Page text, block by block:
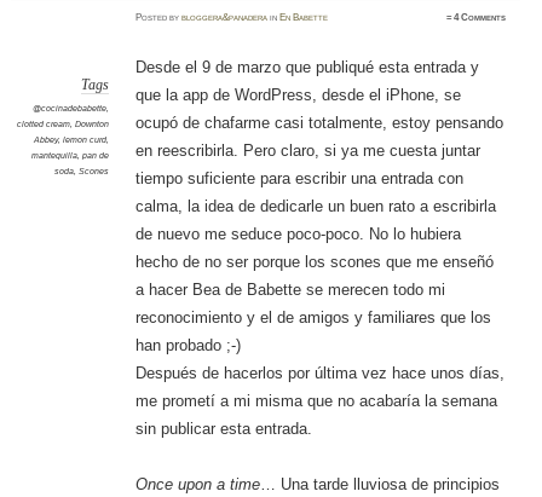
Postedbybloggera&panadera inEn Babette ≈4 Comments
Tags
@cocinadebabette,
clotted cream, Downton
Abbey, lemon curd,
mantequilla, pan de
soda, Scones
Desde el 9 de marzo que publiqué esta entrada y
que la app de WordPress, desde el iPhone, se
ocupó de chafarme casi totalmente, estoy pensando
en reescribirla. Pero claro, si ya me cuesta juntar
tiempo suficiente para escribir una entrada con
calma, la idea de dedicarle un buen rato a escribirla
de nuevo me seduce poco-poco. No lo hubiera
hecho de no ser porque los scones que me enseñó
a hacer Bea de Babette se merecen todo mi
reconocimiento y el de amigos y familiares que los
han probado ;-)
Después de hacerlos por última vez hace unos días,
me prometí a mi misma que no acabaría la semana
sin publicar esta entrada.
Once upon a time… Una tarde lluviosa de principios